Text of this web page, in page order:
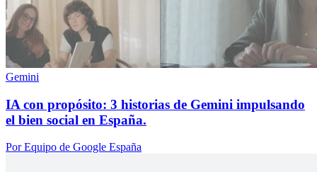
Gemini
IA con propósito: 3 historias de Gemini impulsando
el bien social en España.
Por Equipo de Google España